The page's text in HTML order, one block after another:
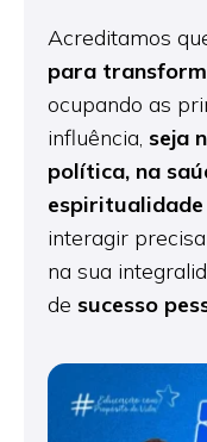
Acreditamos
para
ocupando as
influência, seja
política, na
espiritualidade
interagir
na sua
de sucesso